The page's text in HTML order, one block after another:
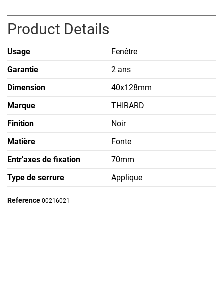
Product Details
Usage
Fenêtre
Garantie
2 ans
Dimension
40x128mm
Marque
THIRARD
Finition
Noir
Matière
Fonte
Entr'axes de fixation
70mm
Type de serrure
Applique
Reference 00216021